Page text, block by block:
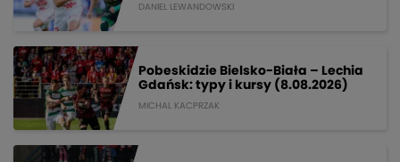
DANIEL LEWANDOWSKI
Pobeskidzie Bielsko-Biała – Lechia
Gdańsk: typy i kursy (8.08.2026)
MICHAL KACPRZAK